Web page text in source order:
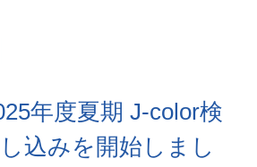
g
年度夏期 J-color検
込みを開始しまし